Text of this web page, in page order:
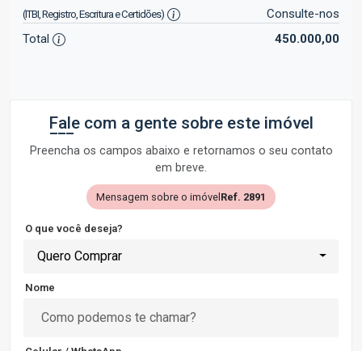
(ITBI, Registro, Escritura e Certidões)
Consulte-nos
Total
450.000,00
Fale com a gente sobre este imóvel
Preencha os campos abaixo e retornamos o seu contato
em breve.
Mensagem sobre o imóvelRef. 2891
O que você deseja?
Quero Comprar
Nome